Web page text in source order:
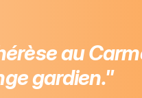
au
gardien."